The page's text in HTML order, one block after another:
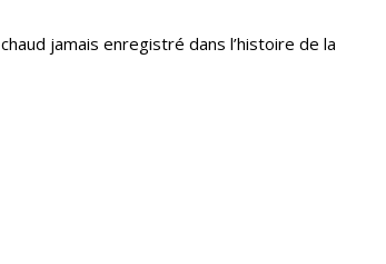
jamais enregistré dans l’histoire de la